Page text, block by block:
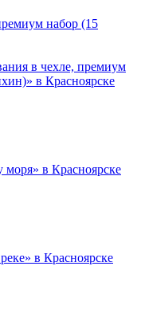
набор (15